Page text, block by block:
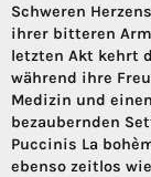
Schweren
ihrer bitteren
letzten Akt kehrt
während ihre
Medizin und
bezaubernden
Puccinis La
ebenso zeitlos